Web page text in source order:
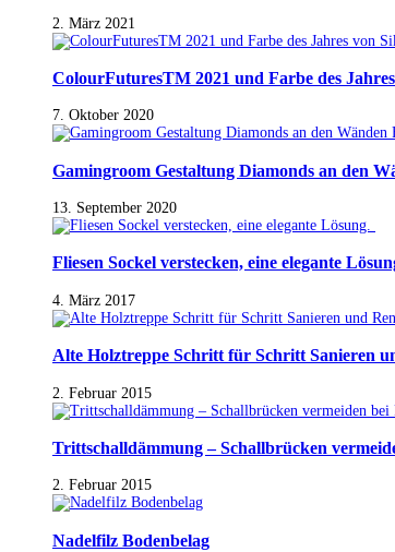
2. März 2021
ColourFuturesTM 2021 und Farbe des
7. Oktober 2020
Gamingroom Gestaltung Diamonds an den
13. September 2020
Fliesen Sockel verstecken, eine elegante
4. März 2017
Alte Holztreppe Schritt für Schritt Sanieren
2. Februar 2015
Trittschalldämmung – Schallbrücken
2. Februar 2015
Nadelfilz Bodenbelag